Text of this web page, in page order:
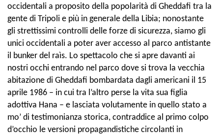
occidentali a proposito della popolarità di Gheddafi tra la
gente di Tripoli e più in generale della Libia; nonostante
gli strettissimi controlli delle forze di sicurezza, siamo gli
unici occidentali a poter aver accesso al parco antistante
il bunker del raìs. Lo spettacolo che si apre davanti ai
nostri occhi entrando nel parco dove si trova la vecchia
abitazione di Gheddafi bombardata dagli americani il 15
aprile 1986 – in cui tra l’altro perse la vita sua figlia
adottiva Hana – e lasciata volutamente in quello stato a
mo’ di testimonianza storica, contraddice al primo colpo
d’occhio le versioni propagandistiche circolanti in